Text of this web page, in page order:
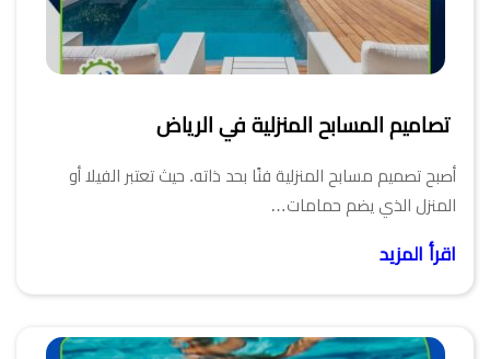
تصاميم المسابح المنزلية في الرياض
أصبح تصميم مسابح المنزلية فنًا بحد ذاته. حيث تعتبر الفيلا أو
المنزل الذي يضم حمامات…
اقرأ المزيد